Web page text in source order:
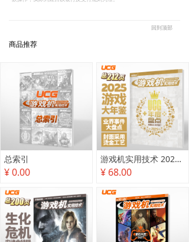
回到顶部
商品推荐
总索引
¥ 0.00
游戏机实用技术 2025年度盘点
¥ 68.00